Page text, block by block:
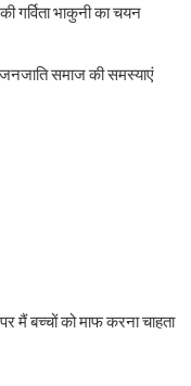
गर्विता भाकुनी का चयन
समाज की समस्याएं
मैं बच्चों को माफ करना चाहता